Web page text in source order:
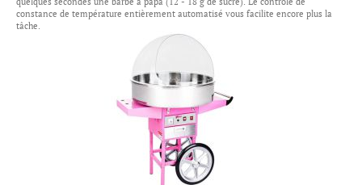
constance de température entièrement automatisé vous facilite encore plus la
tâche.